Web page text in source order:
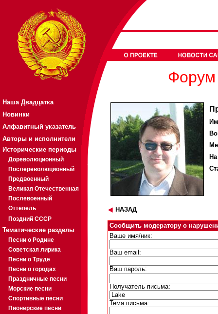
Наша Двадцатка
Новинки
Алфавитный указатель
Авторы и исполнители
Исторические периоды
Дореволюционный
Послереволюционный
Предвоенный
Великая Отечественная
Послевоенный
Оттепель
Поздний СССР
Тематические разделы
Песни о Родине
Советская лирика
Песни о Труде
Песни о городах
Праздничные песни
Морские песни
Спортивные песни
Пионерские песни
Форум
НАЗАД
Сообщить модератору о
Ваше имя/ник:
Ваш email:
Ваш пароль:
Получатель письма:
Тема письма: